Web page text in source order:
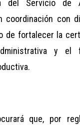
del Servicio de
coordinación con
de fortalecer la
y el
que, por